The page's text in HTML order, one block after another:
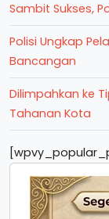
Sambit Sukses,
Polisi Ungkap
Bancangan
Dilimpahkan ke
Tahanan Kota